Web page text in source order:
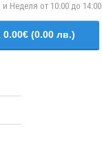
и Неделя от 10:00 до 14:00
0.00€ (0.00 лв.)